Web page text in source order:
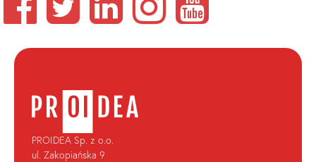
PROIDEA Sp. z o.o.
ul. Zakopiańska 9